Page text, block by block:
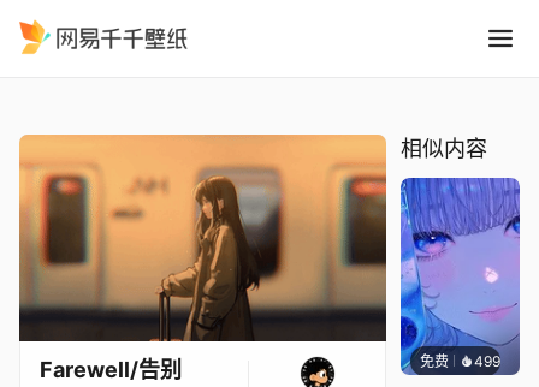
Farewell/告别
相似内容
免费 499辰东